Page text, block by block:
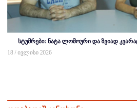
სტუმრები: ნატა ლომოური და ზვიად
18 / ივლისი 2026